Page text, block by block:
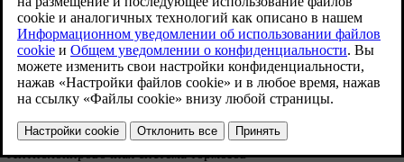
Торможение с электронным управлением
Ножной тормоз имеет электронное управление. Поскольку
тормозное усилие передается электронным способом, а не
физическим, отсутствуют естественные силы реакции,
Антиблокировочная система тормозов